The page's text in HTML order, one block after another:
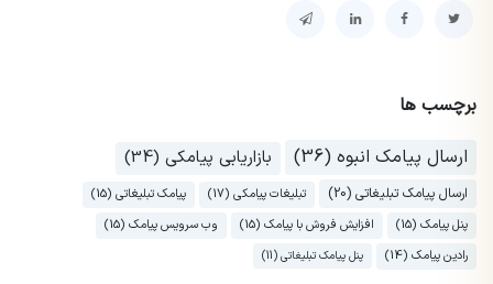
برچسب ها
ارسال پیامک انبوه (36)
بازاریابی پیامکی (34)
ارسال پیامک تبلیغاتی (20) تبلیغات پیامکی (17)
پیامک تبلیغاتی (15)
پنل پیامک (15)
افزایش فروش با پیامک (15)
وب سرویس پیامک (15)
رادین پیامک (14)
پنل پیامک تبلیغاتی (11)